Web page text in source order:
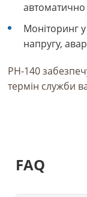
автоматично
Моніторинг
напругу,
РН-140
термін служби
FAQ